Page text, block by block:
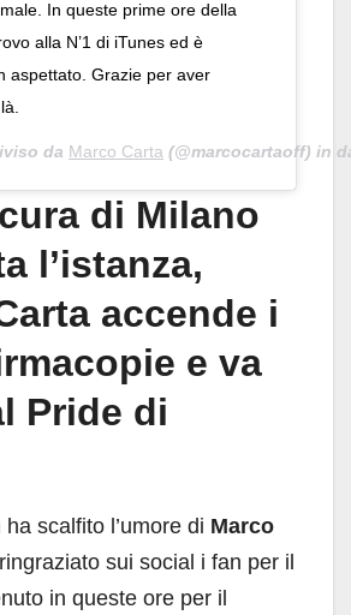
In queste prime ore della
alla N’1 di iTunes ed è
aspettato. Grazie per aver
da Marco Carta (@marcocartaoff) in
di Milano
l’istanza,
accende i
e va
Pride di
scalfito l’umore di Marco
sui social i fan per il
in queste ore per il